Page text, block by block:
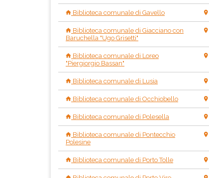
Biblioteca comunale di Gavello
Biblioteca comunale di Giacciano con
Baruchella "Ugo Grisetti"
Biblioteca comunale di Loreo
"Piergiorgio Bassan"
Biblioteca comunale di Lusia
Biblioteca comunale di Occhiobello
Biblioteca comunale di Polesella
Biblioteca comunale di Pontecchio
Polesine
Biblioteca comunale di Porto Tolle